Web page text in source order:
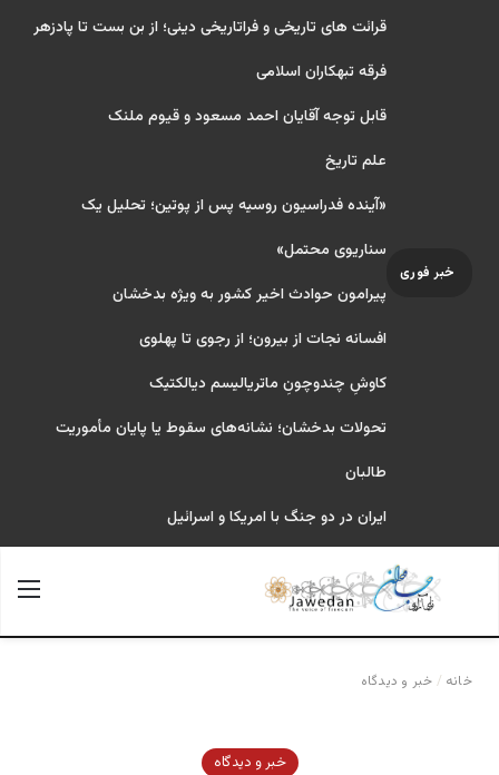
خبر فوری
قرائت های تاریخی و فراتاریخی دینی؛ از بن بست تا پادزهر
فرقه تبهکاران اسلامی
قابل توجه آقایان احمد مسعود و قیوم ملنک
علم تاریخ
«آینده فدراسیون روسیه پس از پوتین؛ تحلیل یک
سناریوی محتمل»
پیرامون حوادث اخیر کشور به ویژه بدخشان
افسانه نجات از بیرون؛ از رجوی تا پهلوی
کاوشِ چندو‌چونِ ماتریالیسم دیالکتیک
تحولات بدخشان؛ نشانه‌های سقوط یا پایان مأموریت
طالبان
ایران در دو جنگ با امریکا و اسرائیل
جستجو برای
خانه / خبر و دیدگاه
خبر و دیدگاه